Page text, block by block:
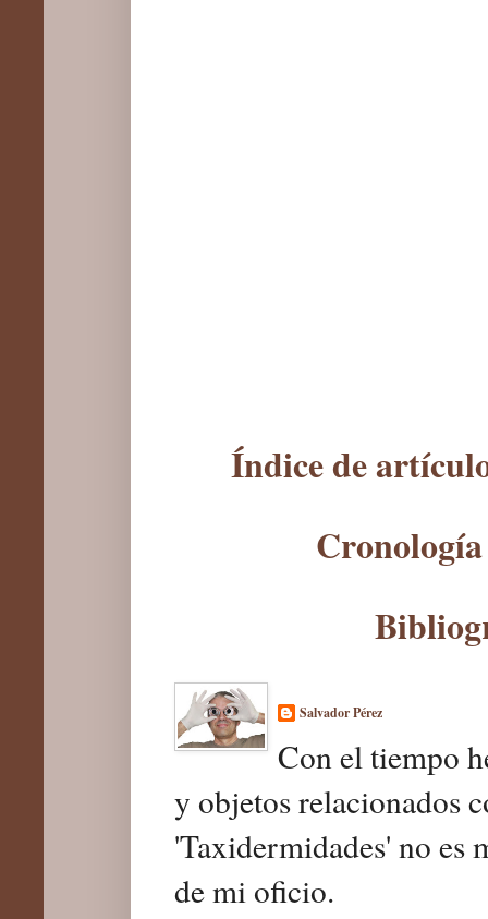
Índice de
Salvador Pérez
Con el tiempo
y objetos relacionados
'Taxidermidades' no es
de mi oficio.